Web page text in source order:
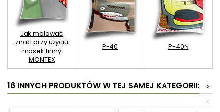
Jak malować
znaki przy użyciu
masek firmy
MONTEX
P-40 P-40N
16 INNYCH PRODUKTÓW W TEJ SAMEJ KATEGORII:
>
<